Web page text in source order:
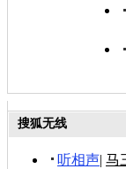
搜狐无线
听相声| 马